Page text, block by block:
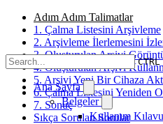
Ana Sayfa
Belgeler
Kullanım
Adım Adım Talimatlar
1. Çalma Listesini Arşivleme
2. Arşivleme İlerlemesini
3. Oluşturulan Arşivi
4. Oluşturulan Arşivi
5. Arşivi Yeni Bir Cihaza
6. Çalma Listesini Yeniden
7. Sonuç
Sıkça Sorulan Sorular